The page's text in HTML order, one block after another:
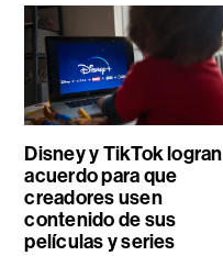
Disney y TikTok logran
acuerdo para que
creadores usen
contenido de sus
películas y series